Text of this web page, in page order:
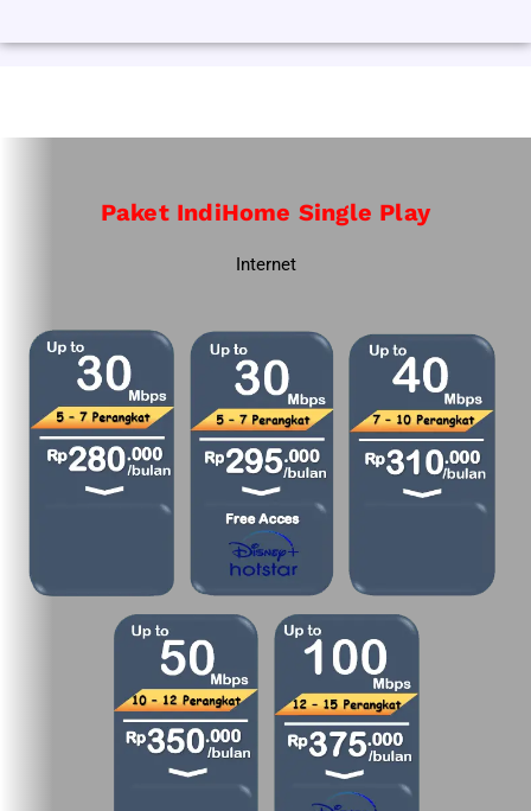
Paket IndiHome Single Play
Internet